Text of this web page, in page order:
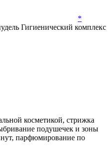
*
Гигиенический комплекс
косметикой, стрижка
подушечек и зоны
парфюмирование по